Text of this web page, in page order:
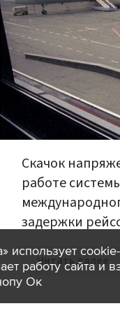
Скачок
работе
задержки
Читать далее
использует
работу сайта и
Ок